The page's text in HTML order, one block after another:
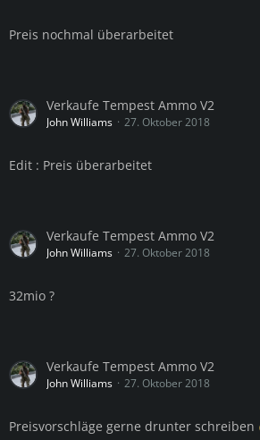
Preis nochmal überarbeitet
Verkaufe Tempest Ammo V2
John Williams 27. Oktober 2018
Edit : Preis überarbeitet
Verkaufe Tempest Ammo V2
John Williams 27. Oktober 2018
32mio ?
Verkaufe Tempest Ammo V2
John Williams 27. Oktober 2018
Preisvorschläge gerne drunter schreiben